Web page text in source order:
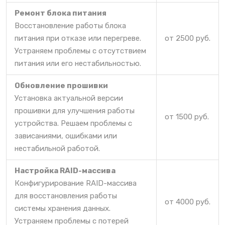
Ремонт блока питания
Восстановление работы блока
питания при отказе или перегреве.
Устраняем проблемы с отсутствием
питания или его нестабильностью.
от 2500 руб.
Обновление прошивки
Установка актуальной версии
прошивки для улучшения работы
устройства. Решаем проблемы с
зависаниями, ошибками или
нестабильной работой.
от 1500 руб.
Настройка RAID-массива
Конфигурирование RAID-массива
для восстановления работы
системы хранения данных.
Устраняем проблемы с потерей
от 4000 руб.